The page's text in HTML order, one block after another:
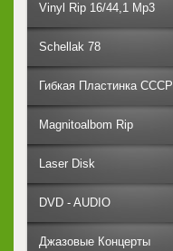
Vinyl Rip 16/44,1 Mp3
Schellak 78
Гибкая Пластинка СССР
Magnitoalbom Rip
Laser Disk
DVD - AUDIO
Джазовые Концерты